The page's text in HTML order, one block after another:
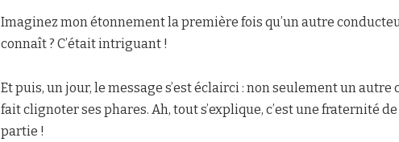
Imaginez mon étonnement la première fois qu’un autre
connaît ? C’était intriguant !
Et puis, un jour, le message s’est éclairci : non seulement un autre
fait clignoter ses phares. Ah, tout s’explique, c’est une fraternité
partie !